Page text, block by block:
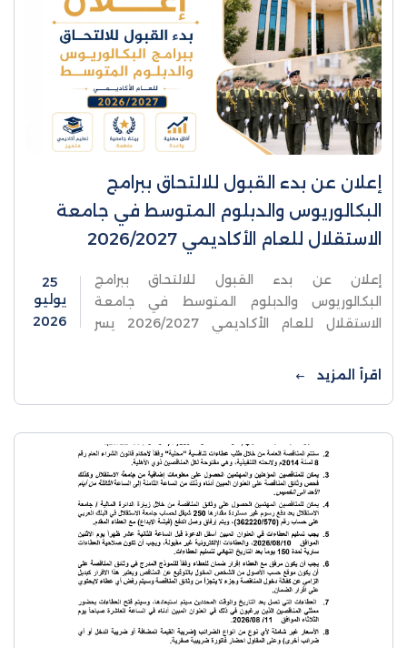
إعلان عن بدء القبول للالتحاق ببرامج
البكالوريوس والدبلوم المتوسط في جامعة
الاستقلال للعام الأكاديمي 2026/2027
إعلان عن بدء القبول للالتحاق ببرامج
البكالوريوس والدبلوم المتوسط في جامعة
الاستقلال للعام الأكاديمي 2026/2027 يسر
للالتحاق ببرامج البكالوريوس والدبلوم المتوسط
للعام الأكاديمي 2026/2027،
25
يوليو
2026
اقرأ المزيد